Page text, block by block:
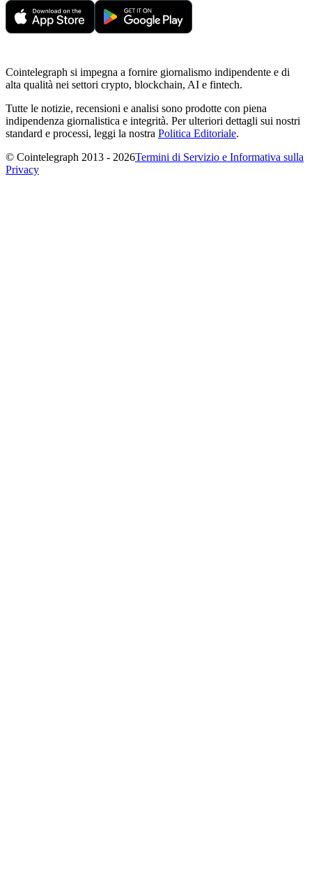
Cointelegraph si impegna a fornire giornalismo indipendente e di
alta qualità nei settori crypto, blockchain, AI e fintech.
Tutte le notizie, recensioni e analisi sono prodotte con piena
indipendenza giornalistica e integrità. Per ulteriori dettagli sui nostri
standard e processi, leggi la nostra Politica Editoriale.
© Cointelegraph 2013 - 2026Termini di Servizio e Informativa sulla
Privacy